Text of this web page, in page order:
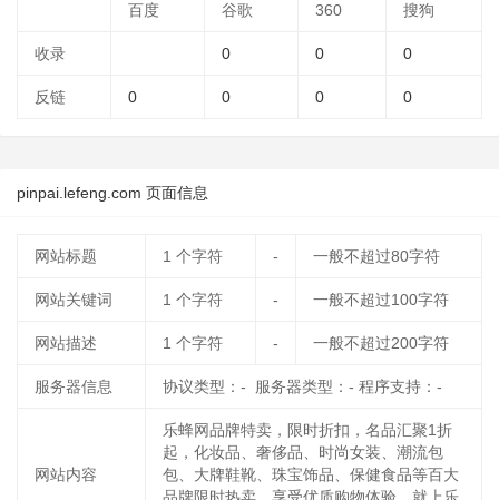
百度 谷歌 360 搜狗
收录 0 0 0
反链 0 0 0 0
pinpai.lefeng.com 页面信息
网站标题 1 个字符 - 一般不超过80字符
网站关键词 1 个字符 - 一般不超过100字符
网站描述 1 个字符 - 一般不超过200字符
服务器信息 协议类型：- 服务器类型：- 程序支持：-
网站内容
乐蜂网品牌特卖，限时折扣，名品汇聚1折
起，化妆品、奢侈品、时尚女装、潮流包
包、大牌鞋靴、珠宝饰品、保健食品等百大